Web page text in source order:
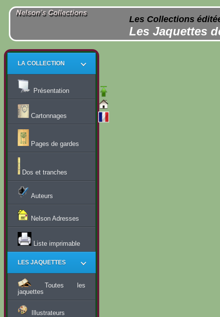
Les Collections
Les Jaquettes
LA COLLECTION
Présentation
Cartonnages
Pages de gardes
Dos et tranches
Auteurs
Nelson Adresses
Liste imprimable
LES JAQUETTES
Toutes les
jaquettes
Illustrateurs